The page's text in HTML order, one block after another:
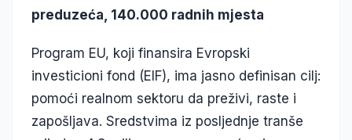
preduzeća, 140.000 radnih mjesta
Program EU, koji finansira Evropski
investicioni fond (EIF), ima jasno definisan cilj:
pomoći realnom sektoru da preživi, raste i
zapošljava. Sredstvima iz posljednje tranše